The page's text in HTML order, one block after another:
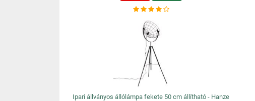
Ipari állványos állólámpa fekete 50 cm állítható - Hanze